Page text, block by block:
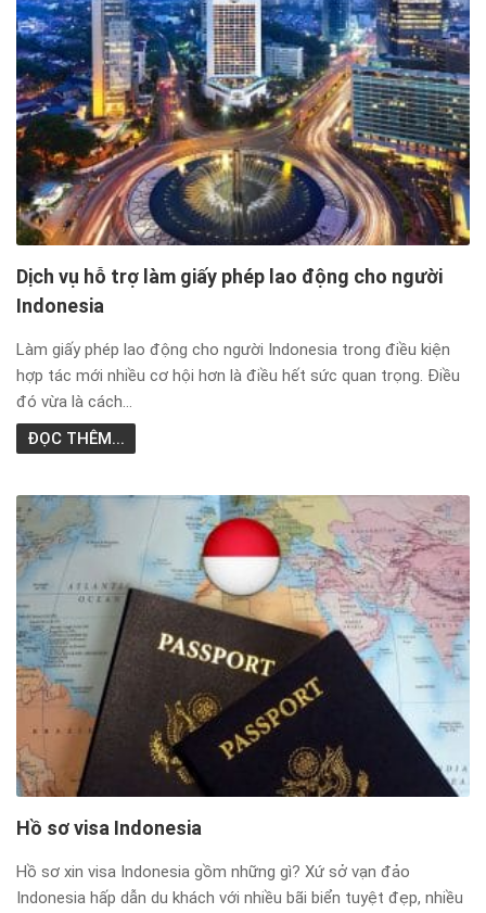
Dịch vụ hỗ trợ làm giấy phép lao động cho người
Indonesia
Làm giấy phép lao động cho người Indonesia trong điều kiện
hợp tác mới nhiều cơ hội hơn là điều hết sức quan trọng. Điều
đó vừa là cách...
ĐỌC THÊM...
Hồ sơ visa Indonesia
Hồ sơ xin visa Indonesia gồm những gì? Xứ sở vạn đảo
Indonesia hấp dẫn du khách với nhiều bãi biển tuyệt đẹp, nhiều